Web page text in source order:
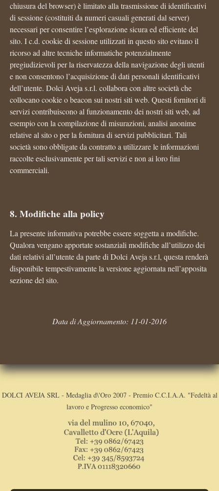
chiusura del browser) è limitato alla trasmissione di identificativi
di sessione (costituiti da numeri casuali generati dal server)
necessari per consentire l’esplorazione sicura ed efficiente del
sito. I c.d. cookie di sessione utilizzati in questo sito evitano il
ricorso ad altre tecniche informatiche potenzialmente
pregiudizievoli per la riservatezza della navigazione degli utenti
e non consentono l’acquisizione di dati personali identificativi
dell’utente. Dolci Aveja s.r.l. collabora con altre società che
collocano cookie o beacon sui nostri siti web. Questi fornitori di
servizi contribuiscono al funzionamento dei nostri siti web, ad
esempio con la compilazione di misurazioni, analisi anonime
relative al sito o per la fornitura di servizi pubblicitari. Tali
società sono obbligate da contratto a utilizzare le informazioni
raccolte esclusivamente per tali servizi e non ai loro fini
commerciali.
8. Modifiche alla policy
La presente informativa potrebbe essere soggetta a modifiche.
Qualora vengano apportate sostanziali modifiche all’utilizzo dei
dati relativi all’utente da parte di Dolci Aveja s.r.l, questa renderà
disponibile tempestivamente la versione aggiornata nell’apposita
sezione del sito.
Data di Aggiornamento: 11-01-2016
DOLCI AVEJA SRL - Medaglia d\'Oro 2007 - Premio C.C.I.A.A. "Fedeltà al
lavoro e Progresso economico"